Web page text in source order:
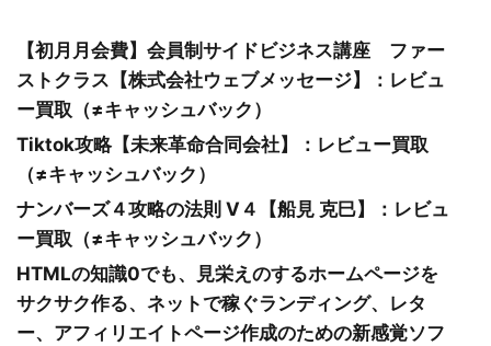
【初月月会費】会員制サイドビジネス講座 ファー
ストクラス【株式会社ウェブメッセージ】：レビュ
ー買取（≠キャッシュバック）
Tiktok攻略【未来革命合同会社】：レビュー買取
（≠キャッシュバック）
ナンバーズ４攻略の法則 V４【船見 克巳】：レビュ
ー買取（≠キャッシュバック）
HTMLの知識0でも、見栄えのするホームページを
サクサク作る、ネットで稼ぐランディング、レタ
ー、アフィリエイトページ作成のための新感覚ソフ